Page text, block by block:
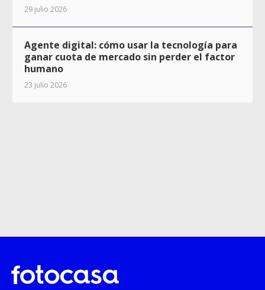
29 julio 2026
Agente digital: cómo usar la tecnología para
ganar cuota de mercado sin perder el factor
humano
23 julio 2026